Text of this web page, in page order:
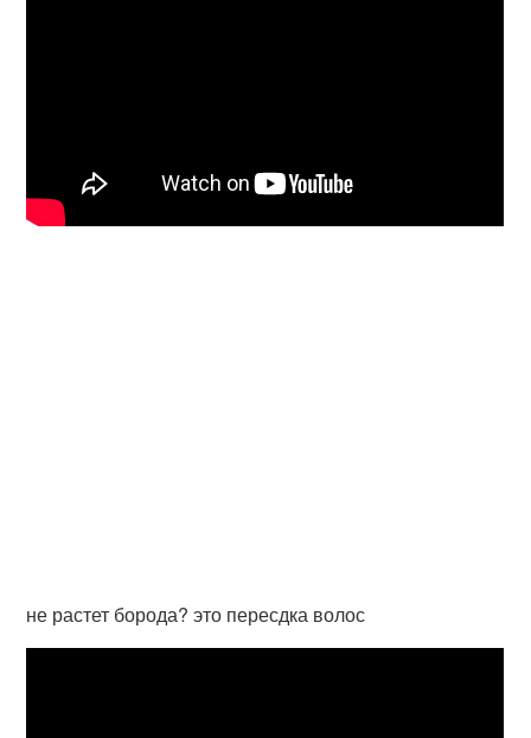
не растет борода? это пересдка волос